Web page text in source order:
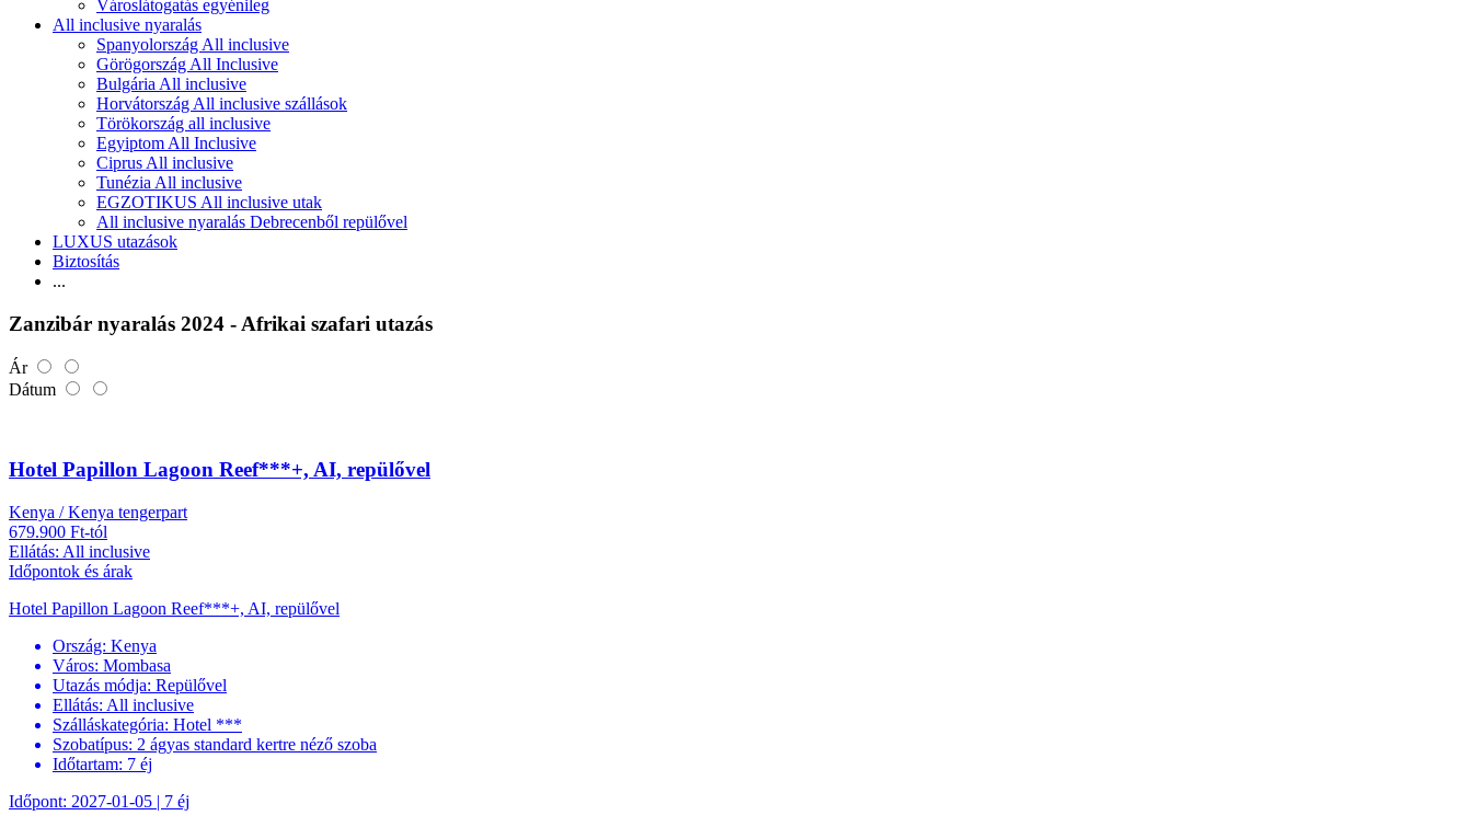
Városlátogatás egyénileg
All inclusive nyaralás
Spanyolország All inclusive
Görögország All Inclusive
Bulgária All inclusive
Horvátország All inclusive szállások
Törökország all inclusive
Egyiptom All Inclusive
Ciprus All inclusive
Tunézia All inclusive
EGZOTIKUS All inclusive utak
All inclusive nyaralás Debrecenből repülővel
LUXUS utazások
Biztosítás
...
Zanzibár nyaralás 2024 - Afrikai szafari utazás
Ár
Dátum
Hotel Papillon Lagoon Reef***+, AI, repülővel
Kenya / Kenya tengerpart
679.900 Ft-tól
Ellátás: All inclusive
Időpontok és árak
Hotel Papillon Lagoon Reef***+, AI, repülővel
Ország: Kenya
Város: Mombasa
Utazás módja: Repülővel
Ellátás: All inclusive
Szálláskategória: Hotel ***
Szobatípus: 2 ágyas standard kertre néző szoba
Időtartam: 7 éj
Időpont: 2027-01-05 | 7 éj